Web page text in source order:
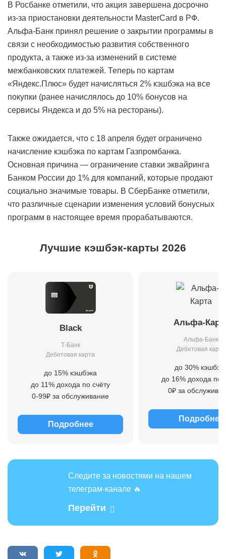
В Росбанке отметили, что акция завершена досрочно
из-за приостановки деятельности MasterCard в РФ.
Альфа-Банк принял решение о закрытии программы в
связи с необходимостью развития собственного
продукта, а также из-за изменений в системе
межбанковских платежей. Теперь по картам
«Яндекс.Плюс» будет начисляться 2% кэшбэка на все
покупки (ранее начислялось до 10% бонусов на
сервисы Яндекса и до 5% на рестораны).
Также ожидается, что с 18 апреля будет ограничено
начисление кэшбэка по картам Газпромбанка.
Основная причина — ограничение ставки эквайринга
Банком России до 1% для компаний, которые продают
социально значимые товары. В СберБанке отметили,
что различные сценарии изменения условий бонусных
программ в настоящее время прорабатываются.
Лучшие кэшбэк-карты 2026
Black
Т-Банк
Дебетовая карта
до 15% кэшбэка
до 11% дохода по счёту
0-99₽ за обслуживание
Подробнее
Альфа-
Альфа-Банк
Дебетовая карта
до 30%
до 16% дохода по
0₽ за
Подробнее
Следите за новостями на нашем
телеграм-канале 🔥
Перейти